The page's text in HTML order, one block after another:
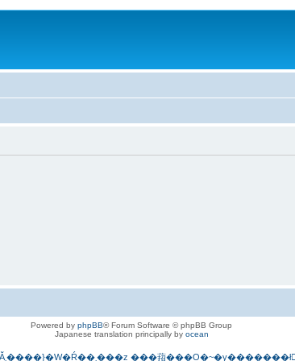
Powered by phpBB® Forum Software © phpBB Group
Japanese translation principally by ocean
PC�p�ዾ�y�Ǘ��l���g���Ă܂����}�W�Ŕ��܂���z ���萔